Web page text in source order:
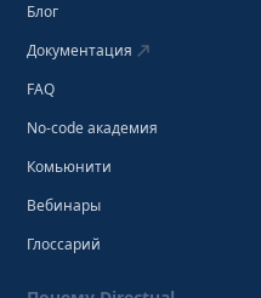
Блог
Документация
FAQ
No-code академия
Комьюнити
Вебинары
Глоссарий